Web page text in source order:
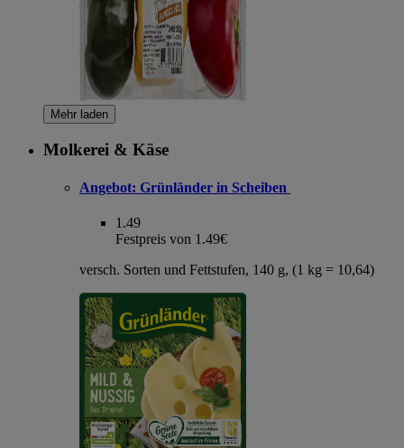
Mehr laden
Molkerei & Käse
Angebot: Grünländer in Scheiben
1.49
Festpreis von 1.49€
versch. Sorten und Fettstufen, 140 g, (1 kg = 10,64)